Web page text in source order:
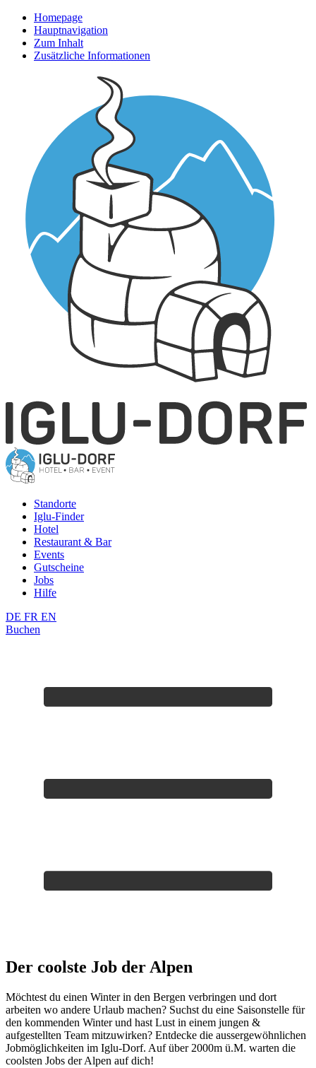
Homepage
Hauptnavigation
Zum Inhalt
Zusätzliche Informationen
Standorte
Iglu-Finder
Hotel
Restaurant & Bar
Events
Gutscheine
Jobs
Hilfe
DE FR EN
Buchen
Der coolste Job der Alpen
Möchtest du einen Winter in den Bergen verbringen und dort
arbeiten wo andere Urlaub machen? Suchst du eine Saisonstelle für
den kommenden Winter und hast Lust in einem jungen &
aufgestellten Team mitzuwirken? Entdecke die aussergewöhnlichen
Jobmöglichkeiten im Iglu-Dorf. Auf über 2000m ü.M. warten die
coolsten Jobs der Alpen auf dich!